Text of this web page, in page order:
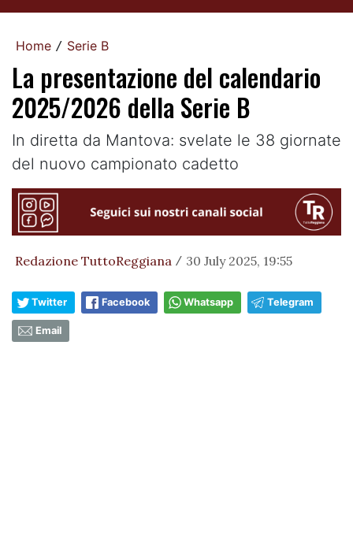
Home / Serie B
La presentazione del calendario
2025/2026 della Serie B
In diretta da Mantova: svelate le 38 giornate
del nuovo campionato cadetto
Redazione TuttoReggiana / 30 July 2025, 19:55
Twitter Facebook Whatsapp Telegram
Email